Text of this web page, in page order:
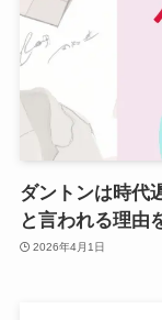
ダントンは時代
と言われる理由
2026年4月1日